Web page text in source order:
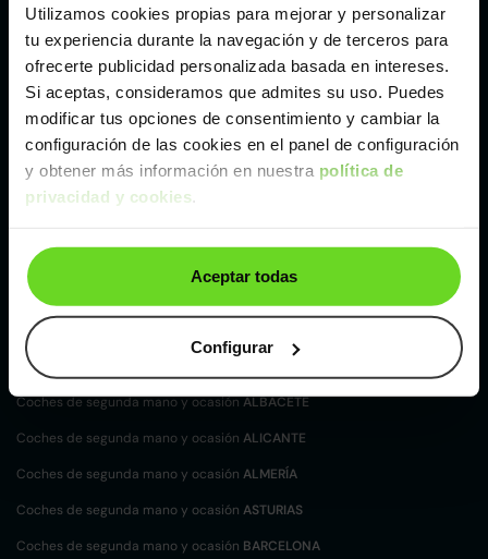
Utilizamos cookies propias para mejorar y personalizar
tu experiencia durante la navegación y de terceros para
ofrecerte publicidad personalizada basada en intereses.
Si aceptas, consideramos que admites su uso. Puedes
modificar tus opciones de consentimiento y cambiar la
configuración de las cookies en el panel de configuración
y obtener más información en nuestra política de
privacidad y cookies.
Aceptar todas
Configurar
Málaga
Valencia
Zaragoza
Ver Audi Q3 de segunda mano y ocasión
Audi Q3 de segunda mano y ocasión
Coches de segunda mano y ocasión por
localización
Coches de segunda mano y ocasiónALBACETE
Coches de segunda mano y ocasión ALICANTE
Coches de segunda mano y ocasión ALMERÍA
Coches de segunda mano y ocasión ASTURIAS
Coches de segunda mano y ocasión BARCELONA